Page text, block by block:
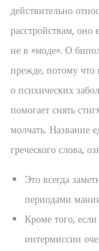
o
n
e
2
9
2
0
2
действительно
расстройствам, оно
не в «моде». О
прежде, потому что
о психических
помогает снять
молчать. Название
греческого слова,
Это всегда
периодами
Кроме того,
интермиссии